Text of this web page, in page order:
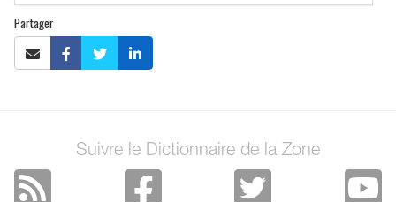
Partager
Suivre le Dictionnaire de la Zone